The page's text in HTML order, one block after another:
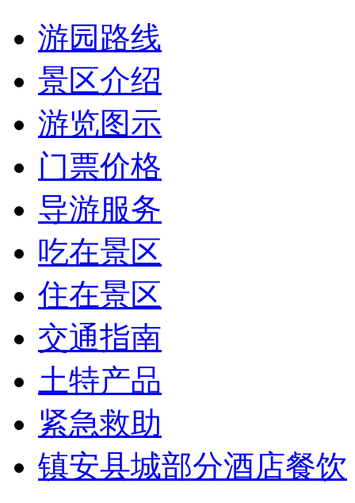
游园路线
景区介绍
游览图示
门票价格
导游服务
吃在景区
住在景区
交通指南
土特产品
紧急救助
镇安县城部分酒店餐饮